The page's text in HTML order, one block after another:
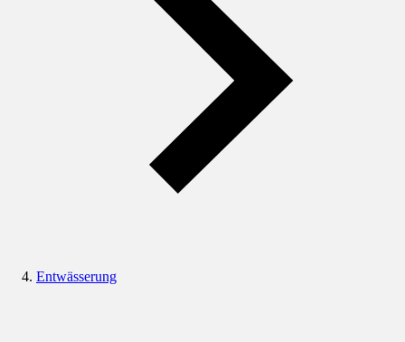
Entwässerung